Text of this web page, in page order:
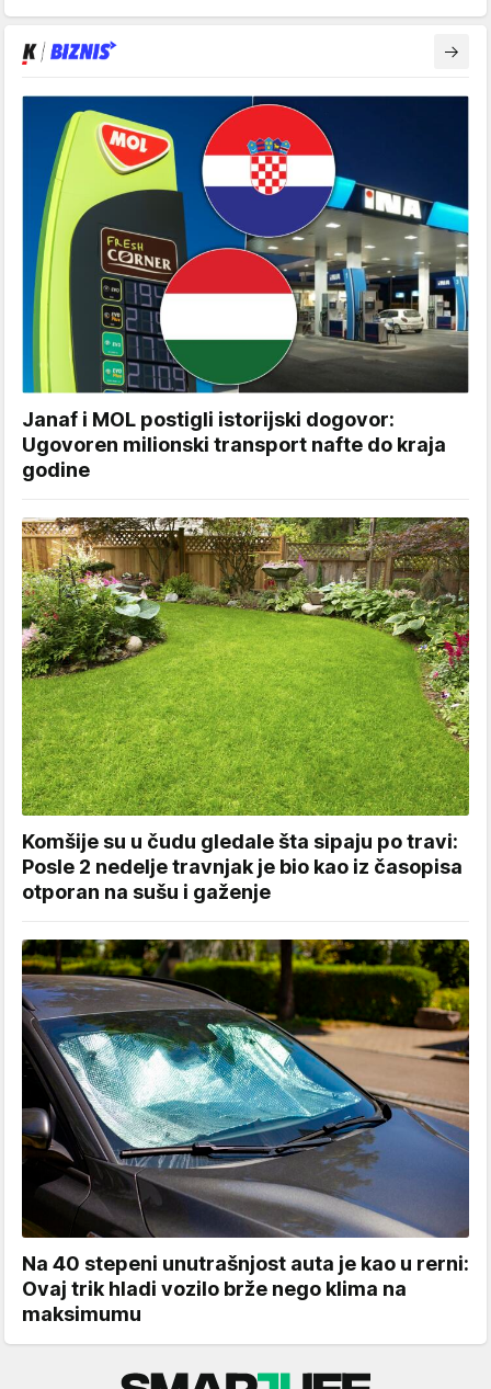
Janaf i MOL postigli istorijski dogovor:
Ugovoren milionski transport nafte do kraja
godine
Komšije su u čudu gledale šta sipaju po travi:
Posle 2 nedelje travnjak je bio kao iz časopisa
otporan na sušu i gaženje
Na 40 stepeni unutrašnjost auta je kao u rerni:
Ovaj trik hladi vozilo brže nego klima na
maksimumu